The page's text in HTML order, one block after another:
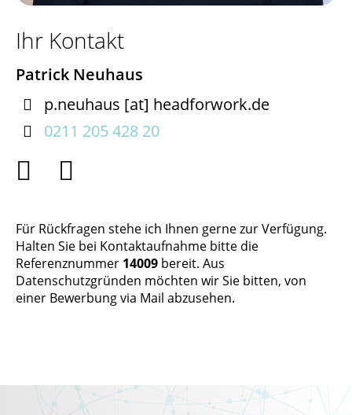
Ihr Kontakt
Patrick Neuhaus

p.neuhaus [at] headforwork.de

0211 205 428 20
 
Für Rückfragen stehe ich Ihnen gerne zur Verfügung.
Halten Sie bei Kontaktaufnahme bitte die
Referenznummer 14009 bereit. Aus
Datenschutzgründen möchten wir Sie bitten, von
einer Bewerbung via Mail abzusehen.